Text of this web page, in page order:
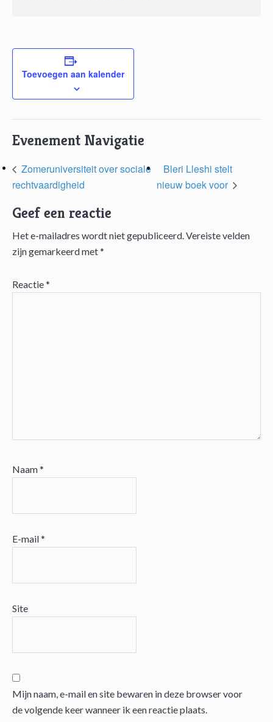
Toevoegen aan kalender
Evenement Navigatie
Zomeruniversiteit over sociale
rechtvaardigheid
Bleri Lleshi stelt
nieuw boek voor
Lees
Geef een reactie
Het e-mailadres wordt niet gepubliceerd. Vereiste velden
zijn gemarkeerd met*
Reactie*
Naam*
E-mail*
Site
Mijn naam, e-mail en site bewaren in deze browser voor
de volgende keer wanneer ik een reactie plaats.